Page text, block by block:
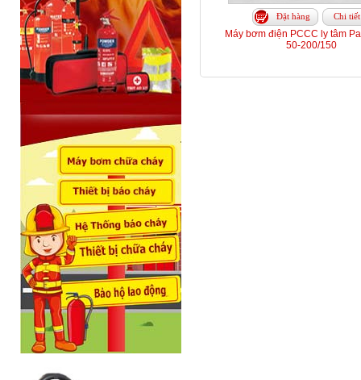
Đặt hàng Chi tiết
Máy bơm điện PCCC ly tâm
50-200/150